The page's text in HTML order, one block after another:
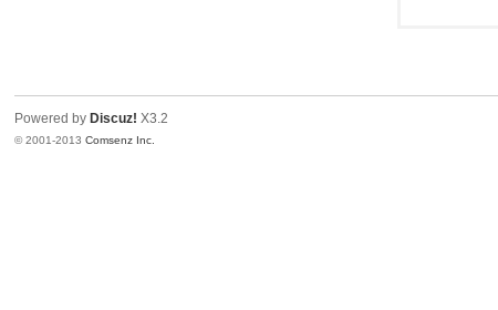
Powered by Discuz! X3.2
© 2001-2013Comsenz Inc.